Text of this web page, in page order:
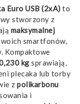
Euro USB (2xA) to
stworzony z
maksymalnej
smartfonów,
Kompaktowe
kg sprawiają,
plecaka lub torby
z polikarbonu
i